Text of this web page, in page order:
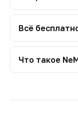
Всё
Что такое